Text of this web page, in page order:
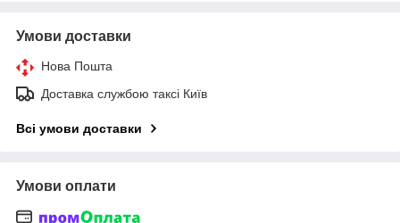
Умови доставки
Нова Пошта
Доставка службою таксі Київ
Всі умови доставки
Умови оплати